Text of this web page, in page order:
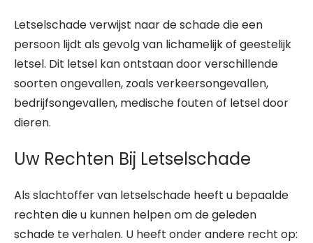
Letselschade verwijst naar de schade die een
persoon lijdt als gevolg van lichamelijk of geestelijk
letsel. Dit letsel kan ontstaan door verschillende
soorten ongevallen, zoals verkeersongevallen,
bedrijfsongevallen, medische fouten of letsel door
dieren.
Uw Rechten Bij Letselschade
Als slachtoffer van letselschade heeft u bepaalde
rechten die u kunnen helpen om de geleden
schade te verhalen. U heeft onder andere recht op: